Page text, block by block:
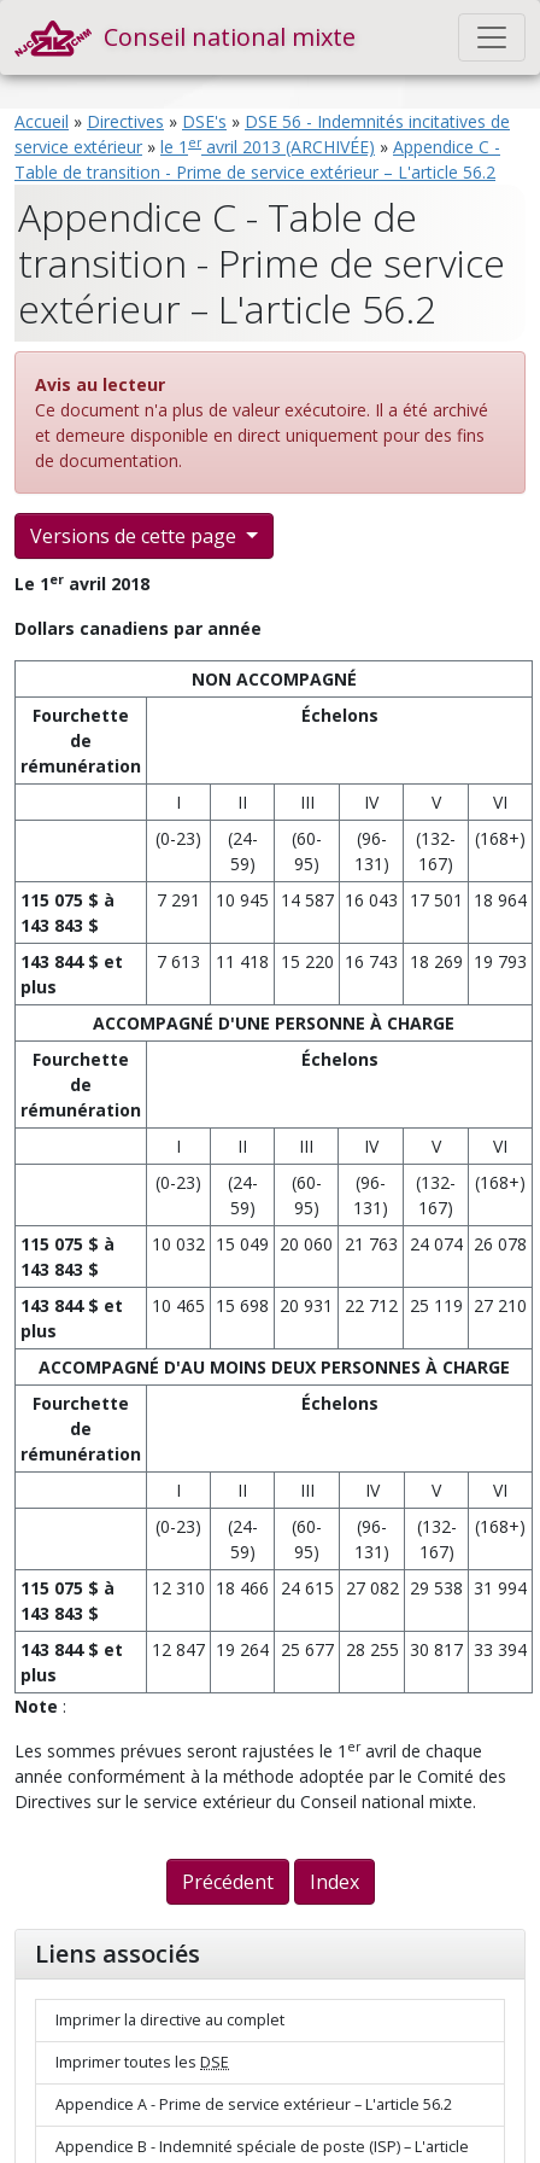
Conseil national mixte
Accueil » Directives » DSE's » DSE 56 - Indemnités incitatives de
service extérieur » le 1 eravril 2013 (ARCHIVÉE) » Appendice C -
Table de transition - Prime de service extérieur – L'article 56.2
Appendice C - Table de
transition - Prime de service
extérieur – L'article 56.2
Avis au lecteur
Ce document n'a plus de valeur exécutoire. Il a été archivé
et demeure disponible en direct uniquement pour des fins
de documentation.
Versions de cette page
Le 1er avril 2018
Dollars canadiens par année
NON ACCOMPAGNÉ
Fourchette
de
rémunération
Échelons
I II III IV V
VI
(0-23)
(24-
59)
(60-
95)
(96-
131)
(132-
167)
(168+)
115 075 $ à
143 843 $
7 291 10 945 14 587 16 043 17 501 18 964
143 844 $ et
plus
7 613 11 418 15 220 16 743 18 269 19 793
ACCOMPAGNÉ D'UNE PERSONNE À CHARGE
Fourchette
de
rémunération
Échelons
I II III IV V
VI
(0-23)
(24-
59)
(60-
95)
(96-
131)
(132-
167)
(168+)
115 075 $ à
143 843 $
10 032 15 049 20 060 21 763 24 074 26 078
143 844 $ et
plus
10 465 15 698 20 931 22 712 25 119 27 210
ACCOMPAGNÉ D'AU MOINS DEUX PERSONNES À CHARGE
Fourchette
de
rémunération
Échelons
I II III IV V
VI
(0-23)
(24-
59)
(60-
95)
(96-
131)
(132-
167)
(168+)
115 075 $ à
143 843 $
12 310 18 466 24 615 27 082 29 538 31 994
143 844 $ et
plus
12 847 19 264 25 677 28 255 30 817 33 394
Note :
Les sommes prévues seront rajustées le 1 eravril de chaque
année conformément à la méthode adoptée par le Comité des
Directives sur le service extérieur du Conseil national mixte.
Précédent Index
Liens associés
Imprimer la directive au complet
Imprimer toutes les DSE
Appendice A - Prime de service extérieur – L'article 56.2
Appendice B - Indemnité spéciale de poste (ISP) – L'article